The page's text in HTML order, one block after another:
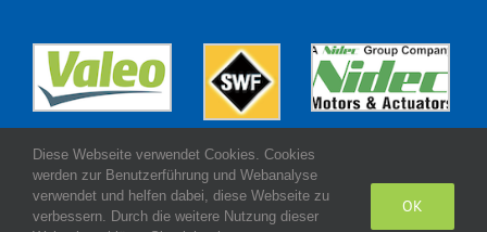
Diese Webseite verwendet Cookies. Cookies
werden zur Benutzerführung und Webanalyse
verwendet und helfen dabei, diese Webseite zu
verbessern. Durch die weitere Nutzung dieser
OK